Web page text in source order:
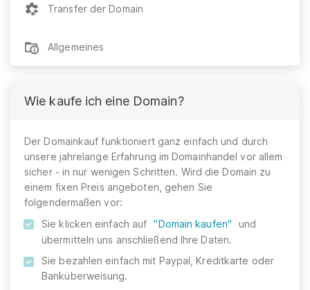
Transfer der Domain
Allgemeines
Wie kaufe ich eine Domain?
Der Domainkauf funktioniert ganz einfach und durch
unsere jahrelange Erfahrung im Domainhandel vor allem
sicher - in nur wenigen Schritten. Wird die Domain zu
einem fixen Preis angeboten, gehen Sie
folgendermaßen vor:
Sie klicken einfach auf
"Domain kaufen"
und
übermitteln uns anschließend Ihre Daten.
Sie bezahlen einfach mit Paypal, Kreditkarte oder
Banküberweisung.